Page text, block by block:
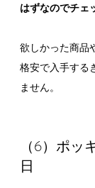
はずなのでチェ
欲しかった商品
格安で入手する
ません。
（6）ポッ
日